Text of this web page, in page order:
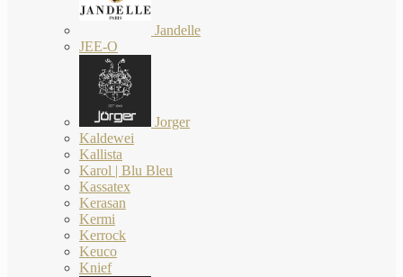
Jandelle
JEE-O
Jorger
Kaldewei
Kallista
Karol | Blu Bleu
Kassatex
Kerasan
Kermi
Kerrock
Keuco
Knief